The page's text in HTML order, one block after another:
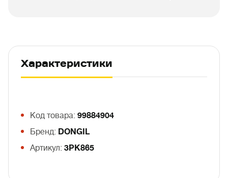
Характеристики
Код товара: 99884904
Бренд: DONGIL
Артикул: 3PK865